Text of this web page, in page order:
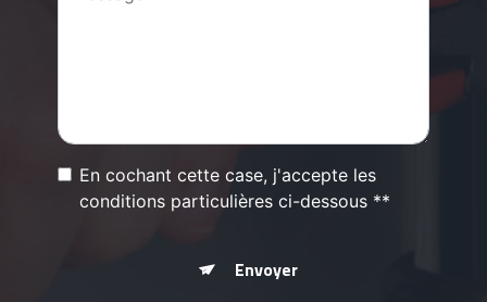
En cochant cette case, j'accepte les
conditions particulières ci-dessous **
Envoyer